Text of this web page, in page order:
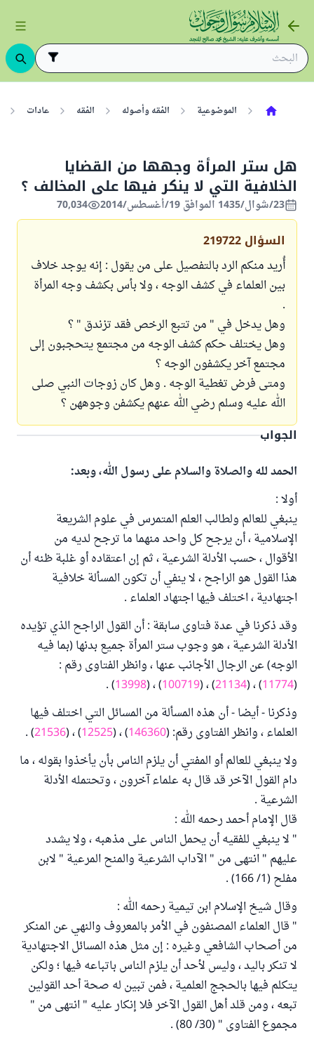
الموضوعية الفقه وأصوله الفقه عادات
هل ستر المرأة وجهها من القضايا
الخلافية التي لا ينكر فيها على المخالف ؟
23/شوال/1435 الموافق 19/أغسطس/2014 70,034
السؤال 219722
أُريد منكم الرد بالتفصيل على من يقول : إنه يوجد خلاف
بين العلماء في كشف الوجه ، ولا بأس بكشف وجه المرأة
.
وهل يدخل في " من تتبع الرخص فقد تزندق " ؟
وهل يختلف حكم كشف الوجه من مجتمع يتحجبون إلى
مجتمع آخر يكشفون الوجه ؟
ومتى فرض تغطية الوجه . وهل كان زوجات النبي صلى
الله عليه وسلم رضي الله عنهم يكشفن وجوههن ؟
الجواب
الحمد لله والصلاة والسلام على رسول الله، وبعد:
أولا :
ينبغي للعالم ولطالب العلم المتمرس في علوم الشريعة
الإسلامية ، أن يرجح كل واحد منهما ما ترجح لديه من
الأقوال ، حسب الأدلة الشرعية ، ثم إن اعتقاده أو غلبة ظنه أن
هذا القول هو الراجح ، لا ينفي أن تكون المسألة خلافية
اجتهادية ، اختلف فيها اجتهاد العلماء .
وقد ذكرنا في عدة فتاوى سابقة : أن القول الراجح الذي تؤيده
الأدلة الشرعية ، هو وجوب ستر المرأة جميع بدنها (بما فيه
الوجه) عن الرجال الأجانب عنها ، وانظر الفتاوى رقم :
(
11774) ، (21134) ، (100719) ، (13998
) .
وذكرنا - أيضا - أن هذه المسألة من المسائل التي اختلف فيها
العلماء ، وانظر الفتاوى رقم: (146360) ، (12525) ، (21536
) .
ولا ينبغي للعالم أو المفتي أن يلزم الناس بأن يأخذوا بقوله ، ما
دام القول الآخر قد قال به علماء آخرون ، وتحتمله الأدلة
الشرعية .
قال الإمام أحمد رحمه الله :
" لا ينبغي للفقيه أن يحمل الناس على مذهبه ، ولا يشدد
عليهم " انتهى من " الآداب الشرعية والمنح المرعية " لابن
مفلح (1/ 166) .
وقال شيخ الإسلام ابن تيمية رحمه الله :
" قال العلماء المصنفون في الأمر بالمعروف والنهي عن المنكر
من أصحاب الشافعي وغيره : إن مثل هذه المسائل الاجتهادية
لا تنكر باليد ، وليس لأحد أن يلزم الناس باتباعه فيها ؛ ولكن
يتكلم فيها بالحجج العلمية ، فمن تبين له صحة أحد القولين
تبعه ، ومن قلد أهل القول الآخر فلا إنكار عليه " انتهى من "
مجموع الفتاوى " (30/ 80) .